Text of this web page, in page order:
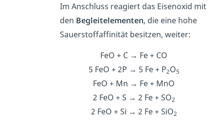
Im Anschluss reagiert das Eisenoxid mit
den Begleitelementen, die eine hohe
Sauerstoffaffinität besitzen, weiter:
FeO + C → Fe + CO
5 FeO + 2P → 5 Fe + P2O5
FeO + Mn → Fe + MnO
2 FeO + S → 2 Fe + SO2
2 FeO + Si → 2 Fe + SiO2